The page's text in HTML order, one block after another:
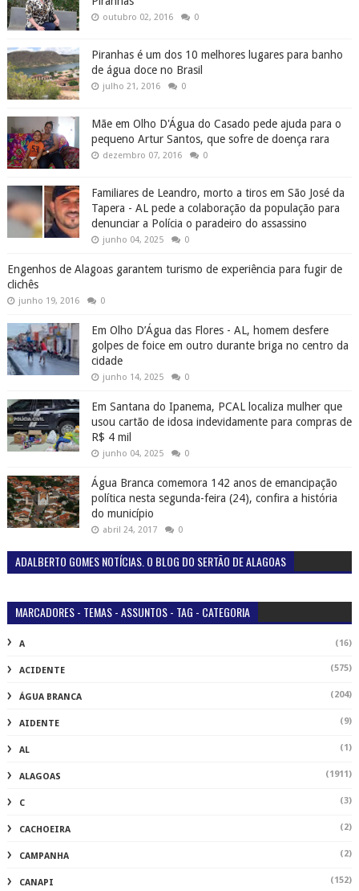
outubro 02, 2016 0
Piranhas é um dos 10 melhores lugares para banho
de água doce no Brasil
julho 21, 2016 0
Mãe em Olho D'Água do Casado pede ajuda para o
pequeno Artur Santos, que sofre de doença rara
dezembro 07, 2016 0
Familiares de Leandro, morto a tiros em São José da
Tapera - AL pede a colaboração da população para
denunciar a Polícia o paradeiro do assassino
junho 04, 2025 0
Engenhos de Alagoas garantem turismo de experiência para fugir de
clichês
junho 19, 2016 0
Em Olho D’Água das Flores - AL, homem desfere
golpes de foice em outro durante briga no centro da
cidade
junho 14, 2025 0
Em Santana do Ipanema, PCAL localiza mulher que
usou cartão de idosa indevidamente para compras de
R$ 4 mil
junho 04, 2025 0
Água Branca comemora 142 anos de emancipação
política nesta segunda-feira (24), confira a história
do município
abril 24, 2017 0
ADALBERTO GOMES NOTÍCIAS. O BLOG DO SERTÃO DE ALAGOAS
MARCADORES - TEMAS - ASSUNTOS - TAG - CATEGORIA
A (16)
ACIDENTE (575)
ÁGUA BRANCA (204)
AIDENTE (9)
AL (1)
ALAGOAS (1911)
C (3)
CACHOEIRA (2)
CAMPANHA (2)
CANAPI (152)